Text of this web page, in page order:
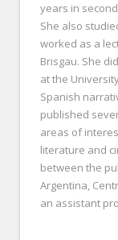
years in
She also
worked as a
Brisgau. She
at the
Spanish
published
areas of
literature and
between the
Argentina,
an assistant